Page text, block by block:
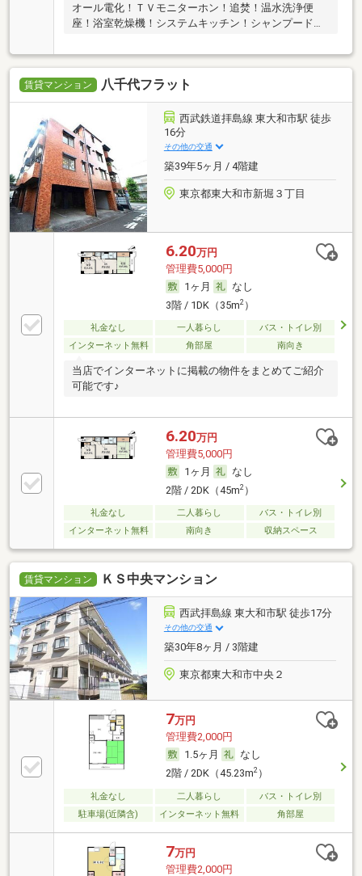
オール電化！ＴＶモニターホン！追焚！温水洗浄便
座！浴室乾燥機！システムキッチン！シャンプードレ
賃貸マンション 八千代フラット
西武鉄道拝島線 東大和市駅 徒歩
16分
その他の交通
築39年5ヶ月 / 4階建
東京都東大和市新堀３丁目
6.20万円
管理費5,000円
1ヶ月
なし
3階 / 1DK（35m2）
礼金なし 一人暮らし
バス・トイレ別
インターネット無料
角部屋 南向き
当店でインターネットに掲載の物件をまとめてご紹介
可能です♪
6.20万円
管理費5,000円
1ヶ月
なし
2階 / 2DK（45m2）
礼金なし 二人暮らし
バス・トイレ別
インターネット無料
南向き 収納スペース
賃貸マンション ＫＳ中央マンション
西武拝島線 東大和市駅 徒歩17分
その他の交通
築30年8ヶ月 / 3階建
東京都東大和市中央２
7万円
管理費2,000円
1.5ヶ月
なし
2階 / 2DK（45.23m2）
礼金なし 二人暮らし
バス・トイレ別
駐車場(近隣含)
インターネット無料 角部屋
7万円
管理費2,000円